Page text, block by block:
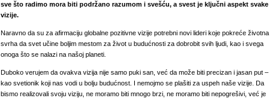
sve što radimo mora biti podržano razumom i svešću, a svest je ključni aspekt svake
vizije.
Naravno da su za afirmaciju globalne pozitivne vizije potrebni novi lideri koje pokreće životna
svrha da svet učine boljim mestom za život u budućnosti za dobrobit svih ljudi, kao i svega
onoga što se nalazi na našoj planeti.
Duboko verujem da ovakva vizija nije samo puki san, već da može biti precizan i jasan put –
kao svetionik koji nas vodi u bolju budućnost. I nemojmo se plašiti za uspeh naše vizije. Da
bismo realizovali svoju viziju, ne moramo biti mnogo brzi, ne moramo biti nepogrešivi, već je